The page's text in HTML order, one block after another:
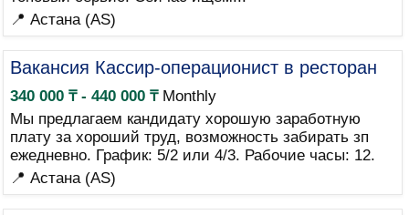
📍 Астана (AS)
Вакансия Кассир-операционист в ресторан
340 000 ₸ - 440 000 ₸Monthly
Мы предлагаем кандидату хорошую заработную
плату за хороший труд, возможность забирать зп
ежедневно. График: 5/2 или 4/3. Рабочие часы: 12.
📍 Астана (AS)